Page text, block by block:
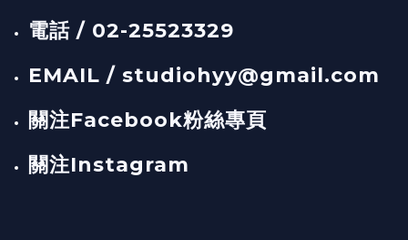
電話 / 02-25523329
EMAIL / studiohyy@gmail.com
關注Facebook粉絲專頁
關注Instagram